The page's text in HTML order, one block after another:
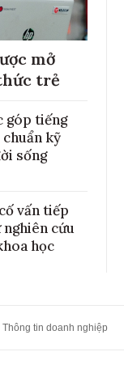
mở
trẻ
góp tiếng
kỹ
sống
vấn tiếp
nghiên cứu
học
Thông tin doanh nghiệp